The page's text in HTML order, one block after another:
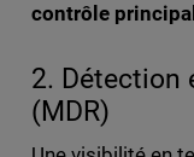
contrôle principal
2. Détection
(MDR)